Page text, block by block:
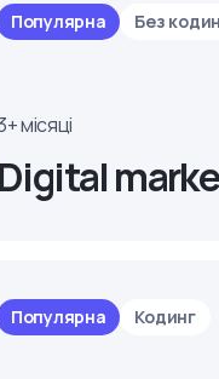
Популярна Без
місяці
Digital
Популярна Кодинг